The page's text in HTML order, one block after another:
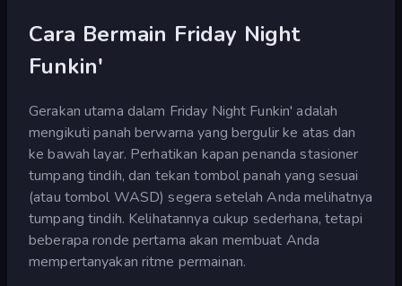
Cara Bermain Friday Night
Funkin'
Gerakan utama dalam Friday Night Funkin' adalah
mengikuti panah berwarna yang bergulir ke atas dan
ke bawah layar. Perhatikan kapan penanda stasioner
tumpang tindih, dan tekan tombol panah yang sesuai
(atau tombol WASD) segera setelah Anda melihatnya
tumpang tindih. Kelihatannya cukup sederhana, tetapi
beberapa ronde pertama akan membuat Anda
mempertanyakan ritme permainan.